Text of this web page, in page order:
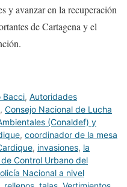
y avanzar en la recuperación
de Cartagena y el
Bacci, Autoridades
, Consejo Nacional de Lucha
(Conaldef) y
, coordinador de la mesa
, invasiones, la
Control Urbano del
Nacional a nivel